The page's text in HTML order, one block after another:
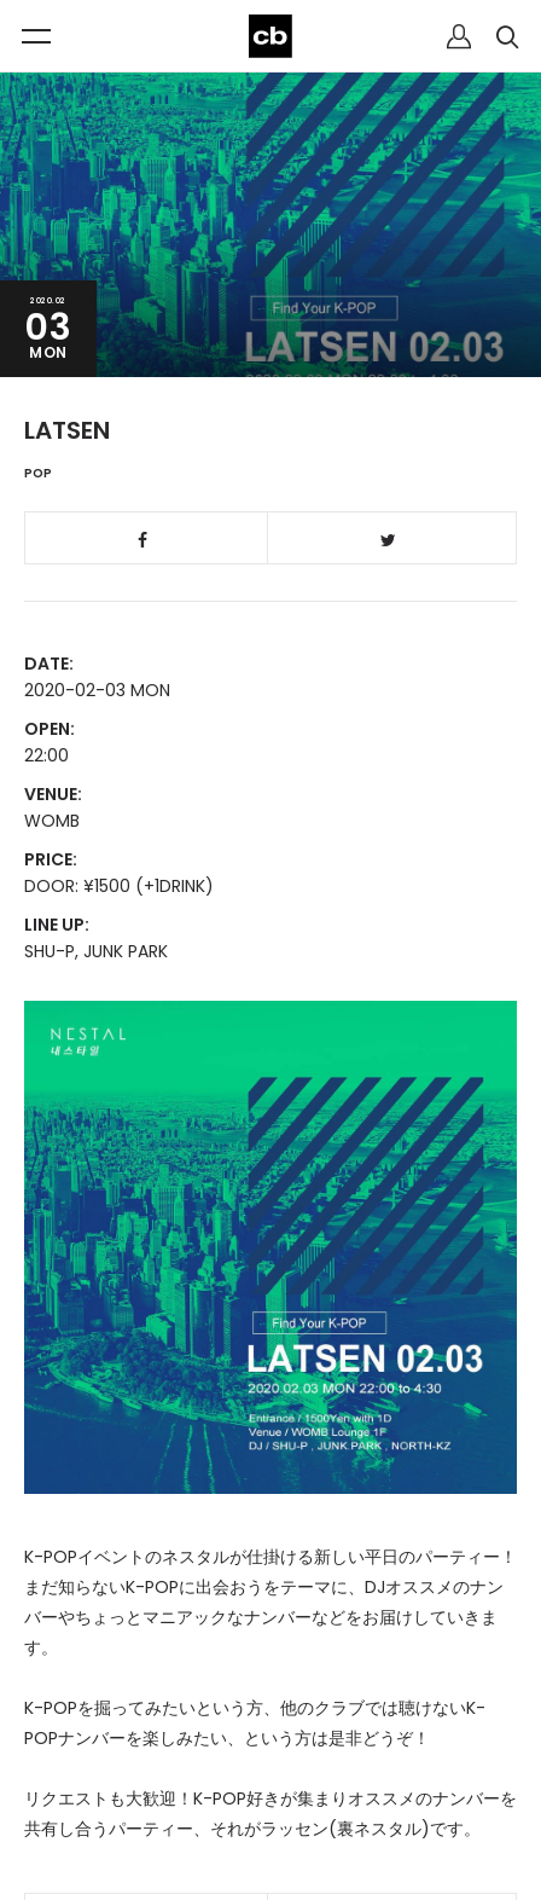
2020.02
03
MON
LATSEN
POP
DATE:
2020-02-03 MON
OPEN:
22:00
VENUE:
WOMB
PRICE:
DOOR: ¥1500 (+1DRINK)
LINE UP:
SHU-P, JUNK PARK
K-POPイベントのネスタルが仕掛ける新しい平日のパーティー！
まだ知らないK-POPに出会おうをテーマに、DJオススメのナン
バーやちょっとマニアックなナンバーなどをお届けしていきま
す。
K-POPを掘ってみたいという方、他のクラブでは聴けないK-
POPナンバーを楽しみたい、という方は是非どうぞ！
リクエストも大歓迎！K-POP好きが集まりオススメのナンバーを
共有し合うパーティー、それがラッセン(裏ネスタル)です。